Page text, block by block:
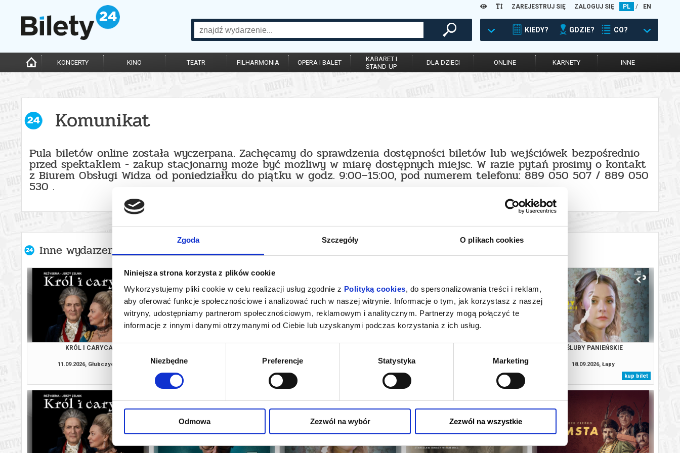
Zgoda Szczegóły O plikach cookies
Niniejsza strona korzysta z plików cookie
Wykorzystujemy pliki cookie w celu realizacji usług zgodnie z Polityką cookies, do spersonalizowania treści i reklam,
aby oferować funkcje społecznościowe i analizować ruch w naszej witrynie. Informacje o tym, jak korzystasz z naszej
witryny, udostępniamy partnerom społecznościowym, reklamowym i analitycznym. Partnerzy mogą połączyć te
informacje z innymi danymi otrzymanymi od Ciebie lub uzyskanymi podczas korzystania z ich usług.
Wybór
Niezbędne Preferencje Statystyka Marketing
Odmowa Zezwól na wybór Zezwól na wszystkie
ZAREJESTRUJ SIĘ ZALOGUJ SIĘ PL / EN
KIEDY? GDZIE? CO?
KONCERTY KINO TEATR FILHARMONIA OPERA I BALET
KABARET I
STAND-UP
DLA DZIECI ONLINE KARNETY INNE
Komunikat
Pula biletów online została wyczerpana. Zachęcamy do sprawdzenia dostępności biletów lub wejściówek bezpośrednio
przed spektaklem - zakup stacjonarny może być możliwy w miarę dostępnych miejsc. W razie pytań prosimy o kontakt
z Biurem Obsługi Widza od poniedziałku do piątku w godz. 9:00–15:00, pod numerem telefonu: 889 050 507 / 889 050
530 .
Inne wydarzenia organizatora
KRÓL I CARYCA
11.09.2026, Głubczyce
kup bilet
kup bilet
kup bilet
ŚLUBY PANIEŃSKIE
18.09.2026, Łapy
kup bilet